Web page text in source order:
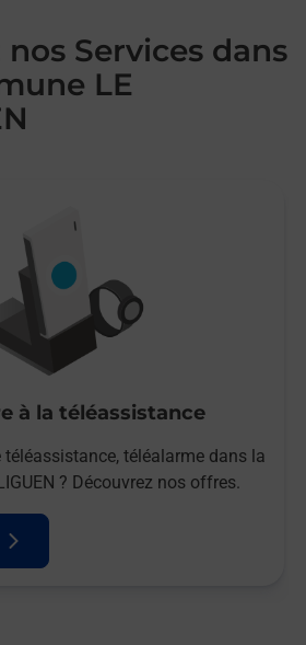
Services dans
LE
à la téléassistance
téléassistance, téléalarme dans la
? Découvrez nos offres.